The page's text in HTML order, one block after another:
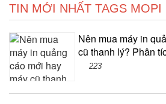
TIN MỚI NHẤT TAGS MOPI
Nên mua máy in
cũ thanh lý? Phân
223